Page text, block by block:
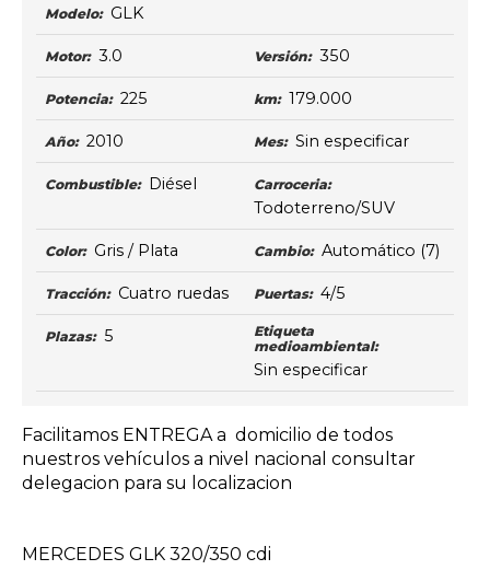
Modelo: GLK
Motor: 3.0 Versión: 350
Potencia: 225 km: 179.000
Año: 2010 Mes: Sin especificar
Combustible: Diésel Carroceria:
Todoterreno/SUV
Color: Gris / Plata Cambio: Automático (7)
Tracción: Cuatro ruedas Puertas: 4/5
Plazas: 5
Etiqueta
medioambiental:
Sin especificar
Facilitamos ENTREGA a domicilio de todos
nuestros vehículos a nivel nacional consultar
delegacion para su localizacion
MERCEDES GLK 320/350 cdi